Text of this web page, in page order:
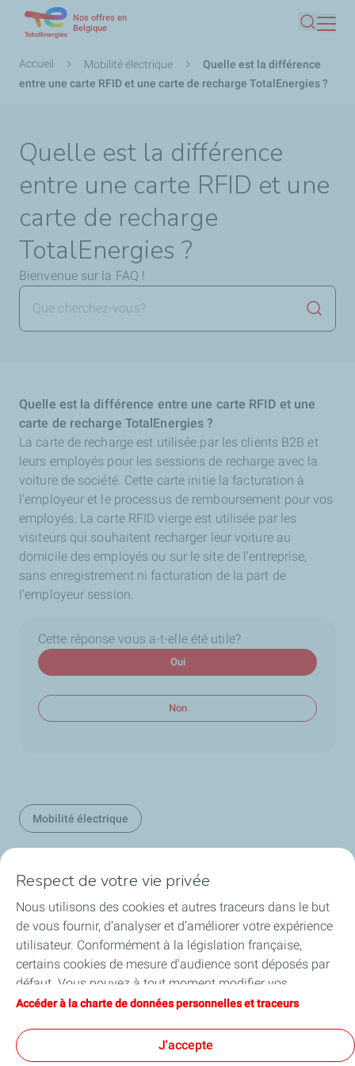
contenu
principal
Nos offres en
Belgique
Fil
d'Ariane
Accueil Mobilité électrique
Quelle est la différence
entre une carte RFID et une carte de recharge TotalEnergies ?
Quelle est la différence
entre une carte RFID et une
carte de recharge
TotalEnergies ?
Bienvenue sur la FAQ !
Quelle est la différence entre une carte RFID et une
carte de recharge TotalEnergies ?
La carte de recharge est utilisée par les clients B2B et
leurs employés pour les sessions de recharge avec la
voiture de société. Cette carte initie la facturation à
l'employeur et le processus de remboursement pour vos
employés. La carte RFID vierge est utilisée par les
visiteurs qui souhaitent recharger leur voiture au
domicile des employés ou sur le site de l'entreprise,
sans enregistrement ni facturation de la part de
l'employeur session.
Cette réponse vous a-t-elle été utile?
Oui
Non
Mobilité électrique
Nos secteurs en Belgique
Nos produits en Belgique
Liens utiles
Nos sites en Belgique
Respect de votre vie privée
Nous utilisons des cookies et autres traceurs dans le but
de vous fournir, d’analyser et d’améliorer votre expérience
utilisateur. Conformément à la législation française,
certains cookies de mesure d'audience sont déposés par
défaut. Vous pouvez à tout moment modifier vos
paramètres de cookies en cliquant sur le bouton « Gérer
vous acceptez le dépôt de l’ensemble des cookies. Dans le
cas où vous cliquez sur « Je refuse », seuls les cookies
Accéder à la charte de données personnelles et traceurs
J'accepte